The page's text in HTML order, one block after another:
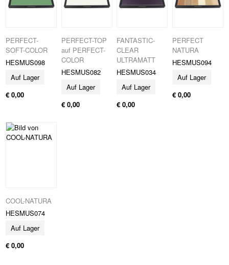
PERFECT-
SOFT-COLOR
HESMUS098
Auf Lager
€ 0,00
PERFECT-TOP
auf PERFECT-
COLOR
HESMUS082
Auf Lager
€ 0,00
FANTASTIC-
CLEAR
ULTRAMATT
HESMUS034
Auf Lager
€ 0,00
PERFECT
NATURA
HESMUS094
Auf Lager
€ 0,00
COOL-NATURA
HESMUS074
Auf Lager
€ 0,00